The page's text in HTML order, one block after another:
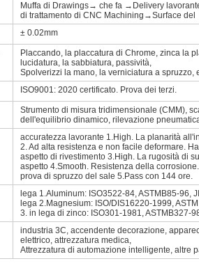
Muffa di Drawings→ che fa →Delivery
di trattamento di CNC Machining→Surface
± 0.02mm
Placcando, la placcatura di Chrome, zinca la
lucidatura, la sabbiatura, passività,
Spolverizzi la mano, la verniciatura a spruzzo,
ISO9001: 2020 certificato. Prova dei terzi.
Strumento di misura tridimensionale (CMM),
dell'equilibrio dinamico, rilevazione
accuratezza lavorante 1.High. La planarità
2. Ad alta resistenza e non facile deformare.
aspetto di rivestimento 3.High. La rugosità di
aspetto 4.Smooth. Resistenza della corrosione.
prova di spruzzo del sale 5.Pass con 144 ore.
lega 1.Aluminum: ISO3522-84, ASTMB85-96,
lega 2.Magnesium: ISO/DIS16220-1999,
3. in lega di zinco: ISO301-1981, ASTMB327-
industria 3C, accendente decorazione,
elettrico, attrezzatura medica,
Attrezzatura di automazione intelligente, altre